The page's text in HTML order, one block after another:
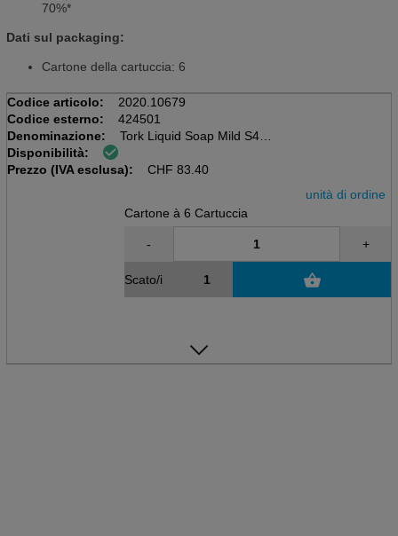
70%*
Dati sul packaging:
Cartone della cartuccia: 6
Codice articolo:
2020.10679
Codice esterno:
424501
Denominazione:
Tork Liquid Soap Mild S4
Con un profumo leggero
Disponibilità:
Prezzo (IVA esclusa):
CHF 83.40
unità di ordine
Cartone à 6 Cartuccia
- +
Scato/i